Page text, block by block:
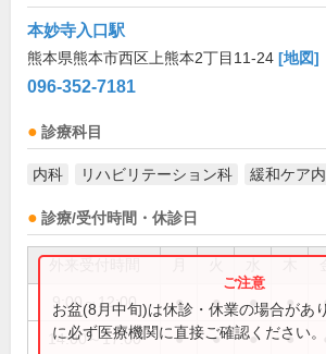
本妙寺入口駅
熊本県熊本市西区上熊本2丁目11-24 [地図]
096-352-7181
診療科目
内科 リハビリテーション科 緩和ケア
診療/受付時間・休診日
9:00～12:00 ● ● ● ● ●
14:00～17:00 ● ● ● ●
お盆(8月中旬)は休診・休業の場合があ
に必ず医療機関に直接ご確認ください。